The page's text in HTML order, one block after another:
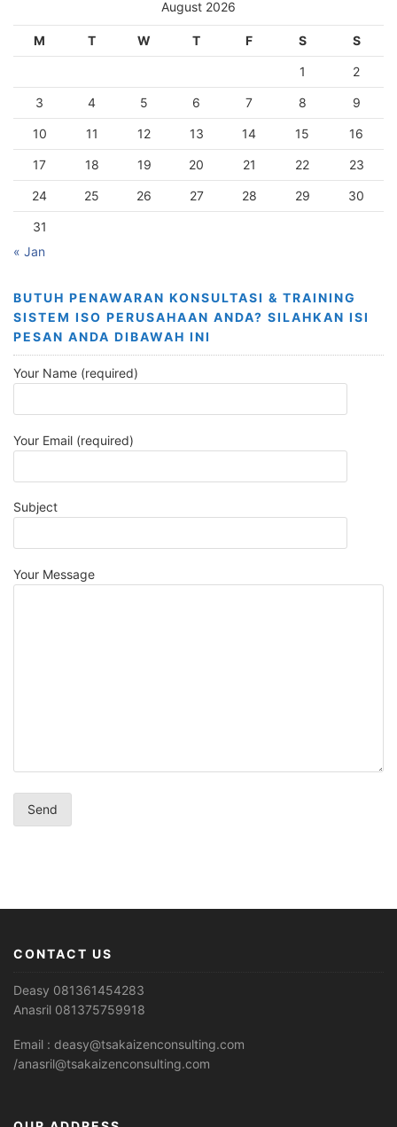
August 2026
M T W T F S S
1 2
3 4 5 6 7 8 9
10 11 12 13 14 15 16
17 18 19 20 21 22 23
24 25 26 27 28 29 30
31
« Jan
BUTUH PENAWARAN KONSULTASI & TRAINING
SISTEM ISO PERUSAHAAN ANDA? SILAHKAN ISI
PESAN ANDA DIBAWAH INI
Your Name (required)
Your Email (required)
Subject
Your Message
CONTACT US
Deasy 081361454283
Anasril 081375759918
Email : deasy@tsakaizenconsulting.com
/anasril@tsakaizenconsulting.com